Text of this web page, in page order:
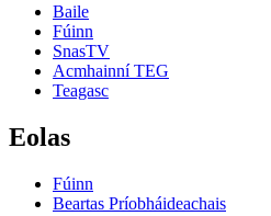
Baile
Fúinn
SnasTV
Acmhainní TEG
Teagasc
Eolas
Fúinn
Beartas Príobháideachais